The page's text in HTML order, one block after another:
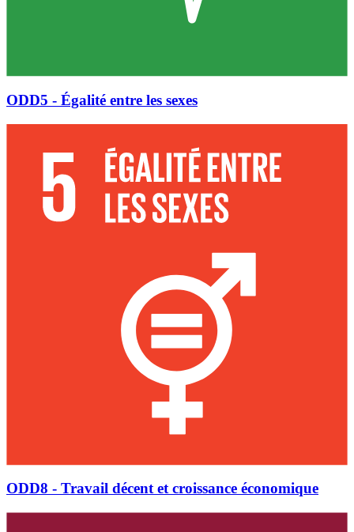
ODD5 - Égalité entre les sexes
ODD8 - Travail décent et croissance économique